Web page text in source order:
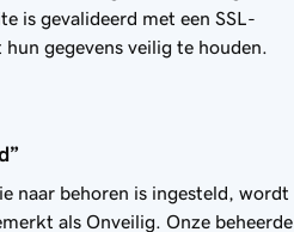
is gevalideerd met een SSL-
gegevens veilig te houden.
naar behoren is ingesteld, wordt
als Onveilig. Onze beheerde